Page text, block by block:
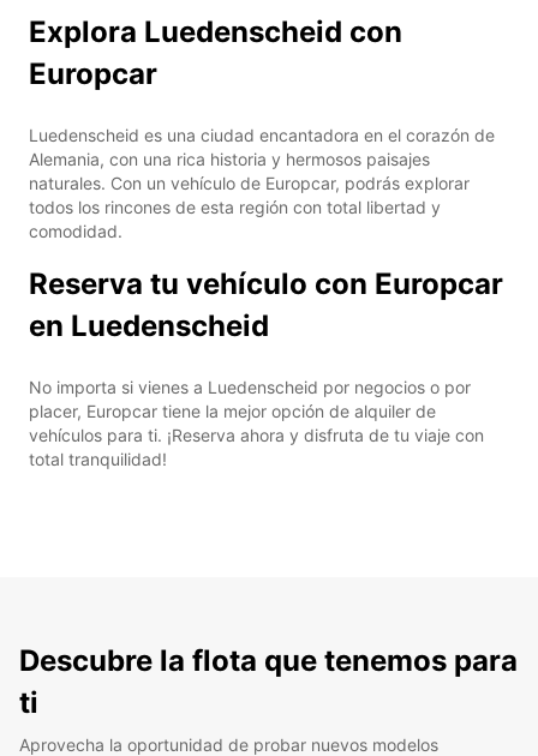
Explora Luedenscheid con
Europcar
Luedenscheid es una ciudad encantadora en el corazón de
Alemania, con una rica historia y hermosos paisajes
naturales. Con un vehículo de Europcar, podrás explorar
todos los rincones de esta región con total libertad y
comodidad.
Reserva tu vehículo con Europcar
en Luedenscheid
No importa si vienes a Luedenscheid por negocios o por
placer, Europcar tiene la mejor opción de alquiler de
vehículos para ti. ¡Reserva ahora y disfruta de tu viaje con
total tranquilidad!
Descubre la flota que tenemos para
ti
Aprovecha la oportunidad de probar nuevos modelos